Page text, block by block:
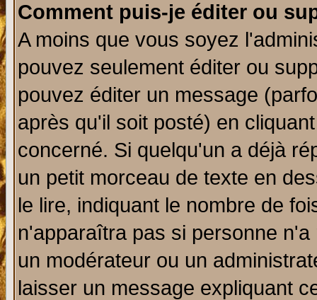
Comment puis-je éditer ou
A moins que vous soyez
pouvez seulement éditer ou
pouvez éditer un message
après qu'il soit posté) en
concerné. Si quelqu'un a déjà
un petit morceau de texte en
le lire, indiquant le nombre de
n'apparaîtra pas si personne
un modérateur ou un
laisser un message expliquant